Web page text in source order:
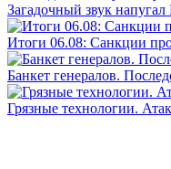
Загадочный звук
Итоги 06.08: Санкции
Банкет генералов.
Грязные технологии.